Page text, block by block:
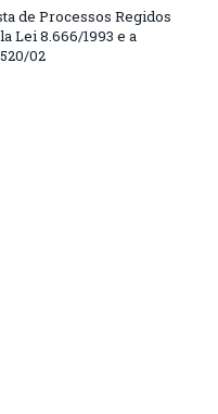
de Processos Regidos
Lei 8.666/1993 e a
02